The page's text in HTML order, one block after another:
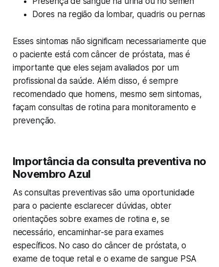
Dores na região da lombar, quadris ou pernas
Esses sintomas não significam necessariamente que
o paciente está com câncer de próstata, mas é
importante que eles sejam avaliados por um
profissional da saúde. Além disso, é sempre
recomendado que homens, mesmo sem sintomas,
façam consultas de rotina para monitoramento e
prevenção.
Importância da consulta preventiva no
Novembro Azul
As consultas preventivas são uma oportunidade
para o paciente esclarecer dúvidas, obter
orientações sobre exames de rotina e, se
necessário, encaminhar-se para exames
específicos. No caso do câncer de próstata, o
exame de toque retal e o exame de sangue PSA